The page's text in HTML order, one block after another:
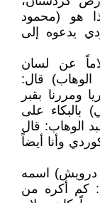
هو (محمود
يدعوه إلى
عن لسان
الوهاب) قال:
ومررنا بقبر
بالبكاء على
الوهاب: قال
وأنا أيضاً
درويش) اسمه
كم أكره من